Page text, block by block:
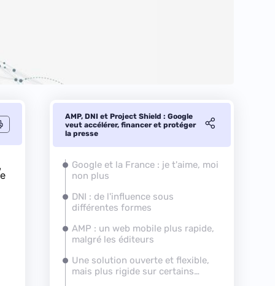
AMP, DNI et Project Shield : Google
veut accélérer, financer et protéger
la presse
Google et la France : je t'aime, moi
non plus
DNI : de l'influence sous
différentes formes
AMP : un web mobile plus rapide,
malgré les éditeurs
Une solution ouverte et flexible,
mais plus rigide sur certains